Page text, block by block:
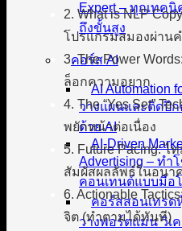
Expert – ทุกเทค
ถึงขั้นสูง
คอร์ส AI
AI Automation
วางแผนและติดปี
ด้วย AI
AI-Driven
Advertising – ทำ
คอนเทนต์แบบมือโ
คอร์สสอนเทรด
วางพอร์ตแม่น วิเ
2. What is NLP
โปรแกรมสมองผ่าน
3. The Power
ล็อกความอยาก
4. The “Yes Set”
พยักหน้าต่อเนื่อง
5. Future Pacing:
สัมผัสผลลัพธ์ในอนา
6. Actionable
จิต (ทำตามได้ทันที)